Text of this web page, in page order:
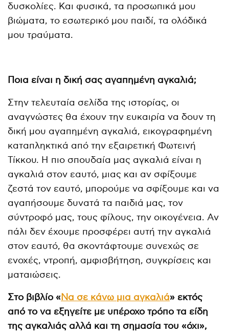
δυσκολίες. Και φυσικά, τα προσωπικά μου
βιώματα, το εσωτερικό μου παιδί, τα ολόδικά
μου τραύματα.
Ποια είναι η δική σας αγαπημένη αγκαλιά;
Στην τελευταία σελίδα της ιστορίας, οι
αναγνώστες θα έχουν την ευκαιρία να δουν τη
δική μου αγαπημένη αγκαλιά, εικογραφημένη
καταπληκτικά από την εξαιρετική Φωτεινή
Τίκκου. Η πιο σπουδαία μας αγκαλιά είναι η
αγκαλιά στον εαυτό, μιας και αν σφίξουμε
ζεστά τον εαυτό, μπορούμε να σφίξουμε και να
αγαπήσουμε δυνατά τα παιδιά μας, τον
σύντροφό μας, τους φίλους, την οικογένεια. Αν
πάλι δεν έχουμε προσφέρει αυτή την αγκαλιά
στον εαυτό, θα σκοντάφτουμε συνεχώς σε
ενοχές, ντροπή, αμφισβήτηση, συγκρίσεις και
ματαιώσεις.
Στο βιβλίο «Να σε κάνω μια αγκαλιά» εκτός
από το να εξηγείτε με υπέροχο τρόπο τα είδη
της αγκαλιάς αλλά και τη σημασία του «όχι»,